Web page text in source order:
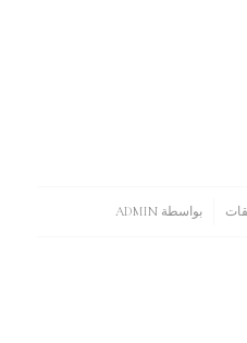
بواسطةADMIN